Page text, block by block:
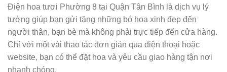
Điện hoa tươi Phường 8 tại Quận Tân Bình là dịch vụ lý
tưởng giúp bạn gửi tặng những bó hoa xinh đẹp đến
người thân, bạn bè mà không phải trực tiếp đến cửa hàng.
Chỉ với một vài thao tác đơn giản qua điện thoại hoặc
website, bạn có thể đặt hoa và yêu cầu giao hàng tận nơi
nhanh chóng.